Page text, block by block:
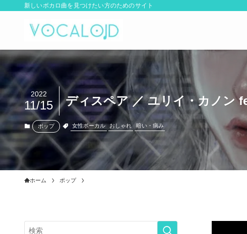
新しいボカロ曲を見つけたい方のためのサイト
ディスペア ／ ユリイ・カノン
2022
11/15
ポップ 女性ボーカル おしゃれ 暗い・病み
ホーム ポップ